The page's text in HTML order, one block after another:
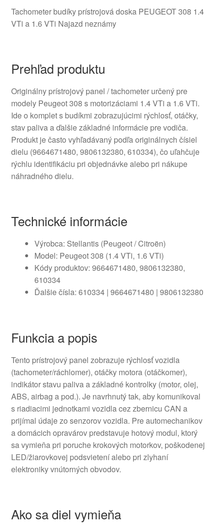
Tachometer budíky prístrojová doska PEUGEOT 308 1.4
VTi a 1.6 VTi Najazd neznámy
Prehľad produktu
Originálny prístrojový panel / tachometer určený pre
modely Peugeot 308 s motorizáciami 1.4 VTi a 1.6 VTi.
Ide o komplet s budíkmi zobrazujúcimi rýchlosť, otáčky,
stav paliva a ďalšie základné informácie pre vodiča.
Produkt je často vyhľadávaný podľa originálnych čísiel
dielu (9664671480, 9806132380, 610334), čo uľahčuje
rýchlu identifikáciu pri objednávke alebo pri nákupe
náhradného dielu.
Technické informácie
Výrobca: Stellantis (Peugeot / Citroën)
Model: Peugeot 308 (1.4 VTi, 1.6 VTi)
Kódy produktov: 9664671480, 9806132380,
610334
Ďalšie čísla: 610334 | 9664671480 | 9806132380
Funkcia a popis
Tento prístrojový panel zobrazuje rýchlosť vozidla
(tachometer/ráchlomer), otáčky motora (otáčkomer),
indikátor stavu paliva a základné kontrolky (motor, olej,
ABS, airbag a pod.). Je navrhnutý tak, aby komunikoval
s riadiacimi jednotkami vozidla cez zbernicu CAN a
prijímal údaje zo senzorov vozidla. Pre automechanikov
a domácich opravárov predstavuje hotový modul, ktorý
sa vymieňa pri poruche krokových motorkov, poškodenej
LED/žiarovkovej podsvietení alebo pri zlyhaní
elektroniky vnútorných obvodov.
Ako sa diel vymieňa